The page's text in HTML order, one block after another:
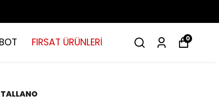
FIRSAT ÜRÜNLERİ 0